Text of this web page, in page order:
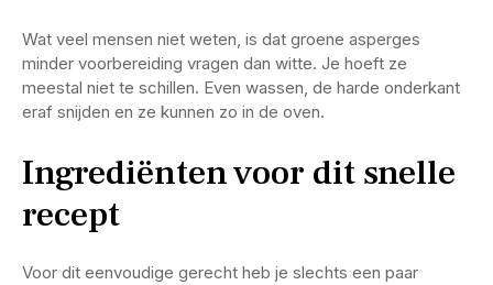
Wat veel mensen niet weten, is dat groene asperges
minder voorbereiding vragen dan witte. Je hoeft ze
meestal niet te schillen. Even wassen, de harde onderkant
eraf snijden en ze kunnen zo in de oven.
Ingrediënten voor dit snelle
recept
Voor dit eenvoudige gerecht heb je slechts een paar